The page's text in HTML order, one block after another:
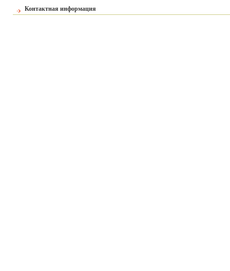
Контактная информация